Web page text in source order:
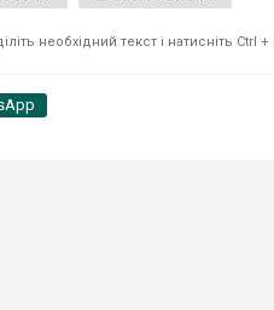
необхідний текст і натисніть